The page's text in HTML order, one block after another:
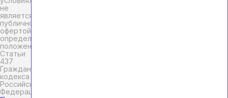
не
является
публичной
офертой,
определяемой
положениями
Статьи
437
Гражданского
кодекса
Российской
Федерации.